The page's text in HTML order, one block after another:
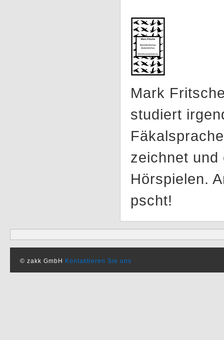
Mark
studiert
zeichnet und
Hörspielen.
pscht!
© zakk GmbH Kontaktieren Sie uns